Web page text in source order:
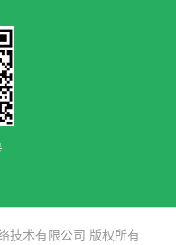
技术有限公司 版权所有